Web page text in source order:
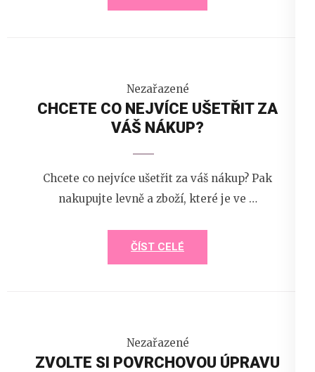
Nezařazené
CHCETE CO NEJVÍCE UŠETŘIT ZA
VÁŠ NÁKUP?
Chcete co nejvíce ušetřit za váš nákup? Pak
nakupujte levně a zboží, které je ve …
ČÍST CELÉ
Nezařazené
ZVOLTE SI POVRCHOVOU ÚPRAVU